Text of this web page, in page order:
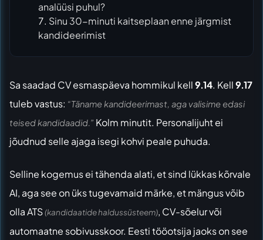
analüüsi puhul?
Sinu 30-minuti kaitseplaan enne järgmist
kandideerimist
Sa saadad CV esmaspäeva hommikul kell9.14. Kell9.17
tuleb vastus: “Täname kandideerimast, aga valisime edasi
teised kandidaadid.” Kolm minutit. Personalijuht ei
jõudnud selle ajaga isegi kohvi peale puhuda.
Selline kogemus ei tähenda alati, et sind lükkas kõrvale
AI, aga see on üks tugevamaid märke, et mängus võib
olla ATS(kandidaatide haldussüsteem), CV-sõelur või
automaatne sobivusskoor. Eesti tööotsija jaoks on see